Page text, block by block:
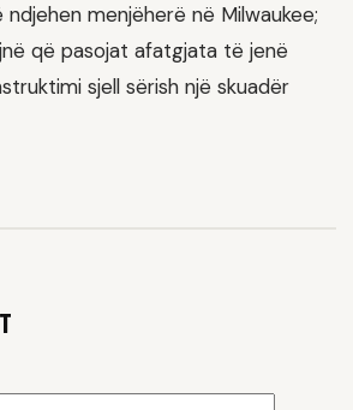
menjëherë në Milwaukee;
që pasojat afatgjata të jenë
sjell sërish një skuadër